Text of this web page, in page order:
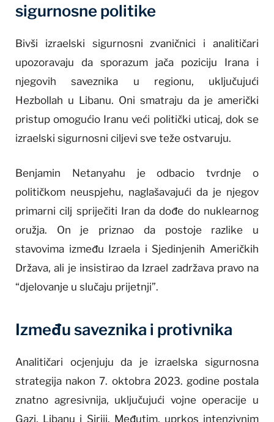
sigurnosne politike
Bivši izraelski sigurnosni zvaničnici i analitičari
upozoravaju da sporazum jača poziciju Irana i
njegovih saveznika u regionu, uključujući
Hezbollah u Libanu. Oni smatraju da je američki
pristup omogućio Iranu veći politički uticaj, dok se
izraelski sigurnosni ciljevi sve teže ostvaruju.
Benjamin Netanyahu je odbacio tvrdnje o
političkom neuspjehu, naglašavajući da je njegov
primarni cilj spriječiti Iran da dođe do nuklearnog
oružja. On je priznao da postoje razlike u
stavovima između Izraela i Sjedinjenih Američkih
Država, ali je insistirao da Izrael zadržava pravo na
“djelovanje u slučaju prijetnji”.
Između saveznika i protivnika
Analitičari ocjenjuju da je izraelska sigurnosna
strategija nakon 7. oktobra 2023. godine postala
znatno agresivnija, uključujući vojne operacije u
Gazi, Libanu i Siriji. Međutim, uprkos intenzivnim